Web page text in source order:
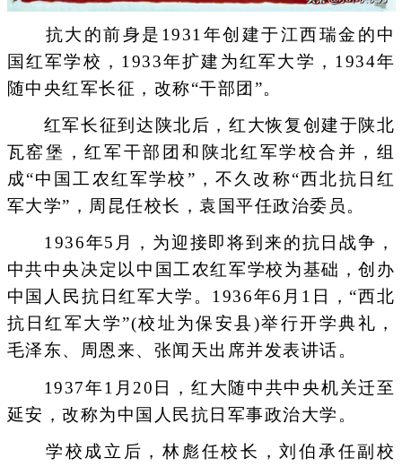
抗大的前身是1931年创建于江西瑞金的中
国红军学校，1933年扩建为红军大学，1934年
随中央红军长征，改称“干部团”。
红军长征到达陕北后，红大恢复创建于陕北
瓦窑堡，红军干部团和陕北红军学校合并，组
成“中国工农红军学校”，不久改称“西北抗日红
军大学”，周昆任校长，袁国平任政治委员。
1936年5月，为迎接即将到来的抗日战争，
中共中央决定以中国工农红军学校为基础，创办
中国人民抗日红军大学。1936年6月1日，“西北
抗日红军大学”(校址为保安县)举行开学典礼，
毛泽东、周恩来、张闻天出席并发表讲话。
1937年1月20日，红大随中共中央机关迁至
延安，改称为中国人民抗日军事政治大学。
学校成立后，林彪任校长，刘伯承任副校